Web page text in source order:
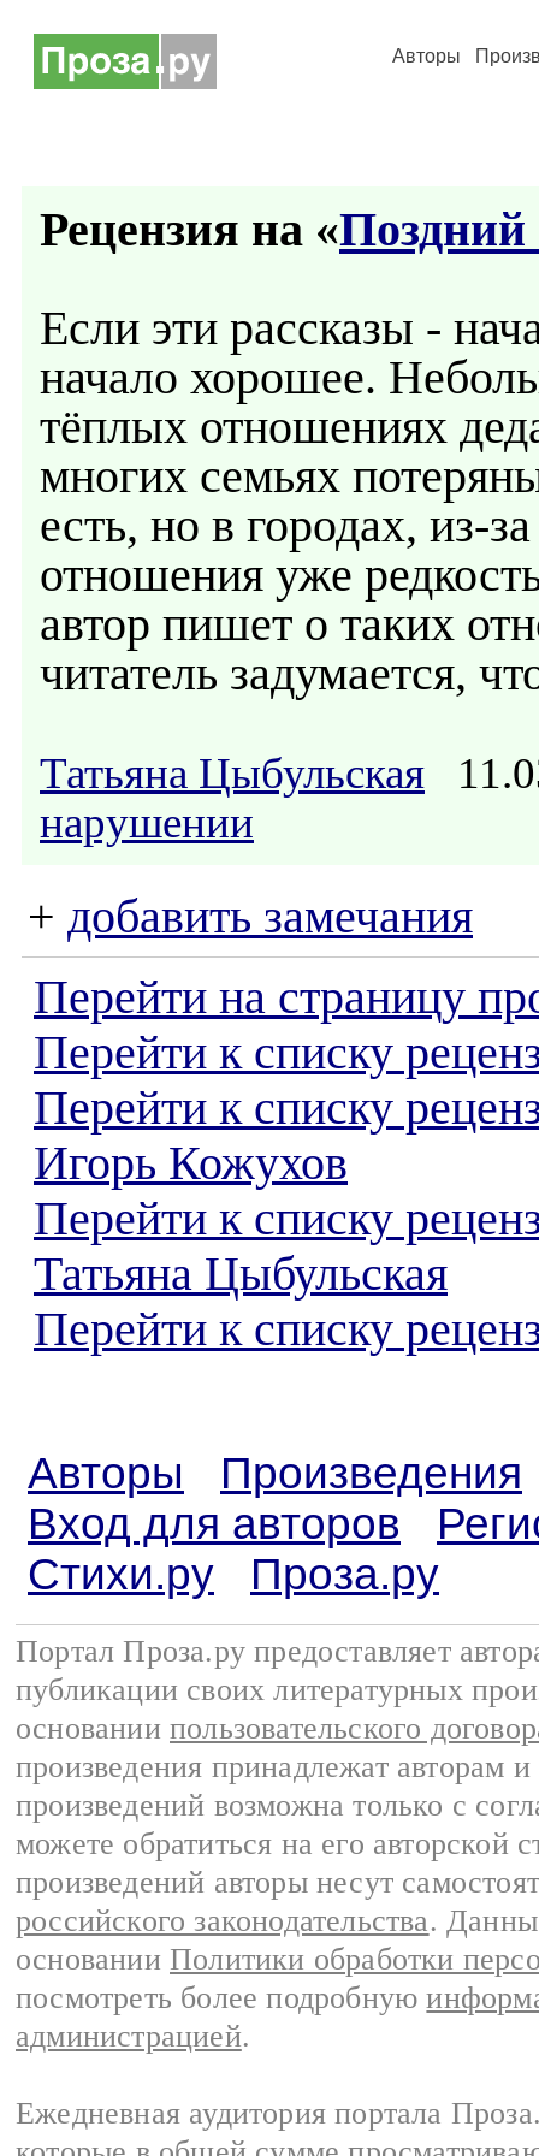
Авторы
Рецензия на «Поздний
Если эти рассказы -
начало хорошее.
тёплых отношениях
многих семьях
есть, но в городах, из-
отношения уже
автор пишет о таких
читатель задумается,
Татьяна Цыбульская
нарушении
+ добавить замечания
Перейти на страницу
Перейти к списку
Перейти к списку
Игорь Кожухов
Перейти к списку
Татьяна Цыбульская
Перейти к списку
Авторы
Произведения
Вход для авторов
Стихи.ру
Проза.ру
Портал Проза.ру предоставляет
публикации своих литературных
основании пользовательского
произведения принадлежат авторам
произведений возможна только с
можете обратиться на его авторской
произведений авторы несут
российского законодательства.
основании Политики обработки
посмотреть более подробную
администрацией.
Ежедневная аудитория портала